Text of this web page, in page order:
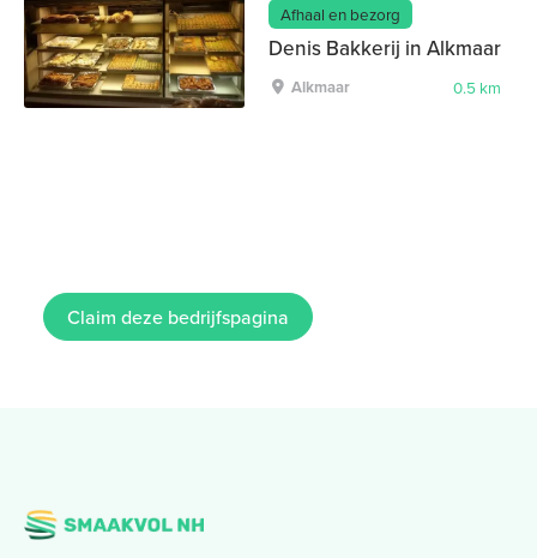
Afhaal en bezorg
Denis Bakkerij in Alkmaar
Alkmaar 0.5 km
Claim deze bedrijfspagina